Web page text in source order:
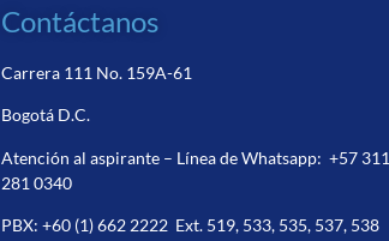
Contáctanos
Carrera 111 No. 159A-61
Bogotá D.C.
Atención al aspirante – Línea de Whatsapp:+57 311
281 0340
PBX:+60 (1) 662 2222 Ext. 519, 533, 535, 537, 538